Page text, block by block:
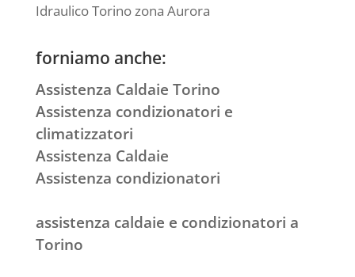
Idraulico Torino zona Aurora
forniamo anche:
Assistenza Caldaie Torino
Assistenza condizionatori e
climatizzatori
Assistenza Caldaie
Assistenza condizionatori
assistenza caldaie e condizionatori a
Torino